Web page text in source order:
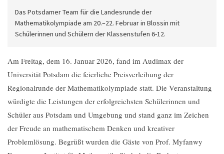
Das Potsdamer Team für die Landesrunde der
Mathematikolympiade am 20.–22. Februar in Blossin mit
Schülerinnen und Schülern der Klassenstufen 6-12.
Am Freitag, dem 16. Januar 2026, fand im Audimax der
Universität Potsdam die feierliche Preisverleihung der
Regionalrunde der Mathematikolympiade statt. Die Veranstaltung
würdigte die Leistungen der erfolgreichsten Schülerinnen und
Schüler aus Potsdam und Umgebung und stand ganz im Zeichen
der Freude an mathematischem Denken und kreativer
Problemlösung. Begrüßt wurden die Gäste von Prof. Myfanwy